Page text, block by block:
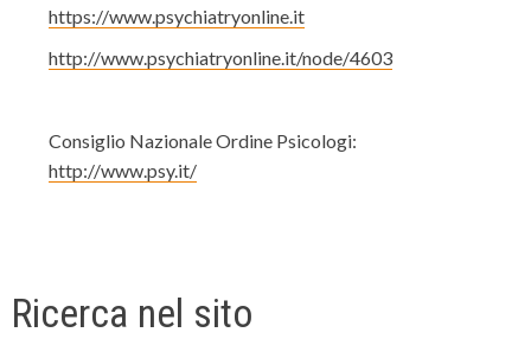
https://www.psychiatryonline.it
http://www.psychiatryonline.it/node/4603
Consiglio Nazionale Ordine Psicologi:
http://www.psy.it/
Ricerca nel sito